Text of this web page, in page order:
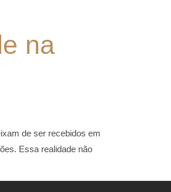
na
de ser recebidos em
Essa realidade não